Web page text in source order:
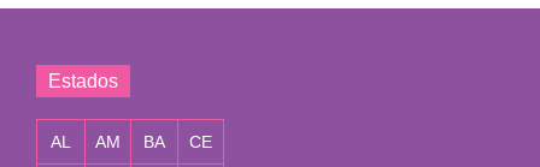
Estados
AL AM BA CE